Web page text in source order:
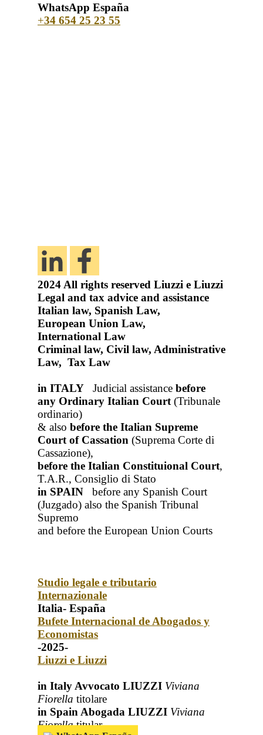
WhatsApp España
+34 654 25 23 55
2024 All rights reserved Liuzzi e Liuzzi
Legal and tax advice and assistance
Italian law, Spanish Law,
European Union Law,
International Law
Criminal law, Civil law, Administrative
Law, Tax Law
in ITALY Judicial assistance before
any Ordinary Italian Court (Tribunale
ordinario)
& also before the Italian Supreme
Court of Cassation (Suprema Corte di
Cassazione),
before the Italian Constituional Court,
T.A.R., Consiglio di Stato
in SPAIN before any Spanish Court
(Juzgado) also the Spanish Tribunal
Supremo
and before the European Union Courts
Studio legale e tributario
Internazionale
Italia- España
Bufete Internacional de Abogados y
Economistas
-2025-
Liuzzi e Liuzzi
in Italy Avvocato LIUZZI Viviana
Fiorella titolare
in Spain Abogada LIUZZI Viviana
Fiorellatitular